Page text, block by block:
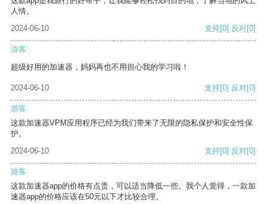
人情。
2024-06-10
支持[0] 反对[0]
游客
超级好用的加速器，妈妈再也不用担心我的学习啦！
2024-06-10 支持[0] 反对[0]
游客
这款加速器VPM应用程序已经为我们带来了无限的隐私保护和安全性保
护。
2024-06-10
支持[0] 反对[0]
游客
这款加速器app的价格有点贵，可以适当降低一些。我个人觉得，一款加
速器app的价格应该在50元以下才比较合理。